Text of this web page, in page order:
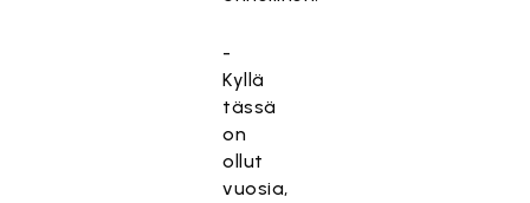
-
Kyllä
tässä
on
ollut
vuosia,